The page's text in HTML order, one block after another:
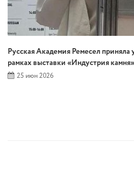
Русская Академия Ремесел приняла
рамках выставки «Индустрия камня»
25 июн 2026